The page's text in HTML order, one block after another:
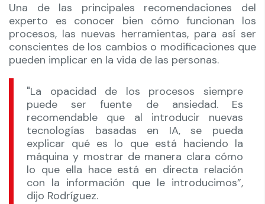
Una de las principales recomendaciones del
experto es conocer bien cómo funcionan los
procesos, las nuevas herramientas, para así ser
conscientes de los cambios o modificaciones que
pueden implicar en la vida de las personas.
"La opacidad de los procesos siempre
puede ser fuente de ansiedad. Es
recomendable que al introducir nuevas
tecnologías basadas en IA, se pueda
explicar qué es lo que está haciendo la
máquina y mostrar de manera clara cómo
lo que ella hace está en directa relación
con la información que le introducimos”,
dijo Rodríguez.